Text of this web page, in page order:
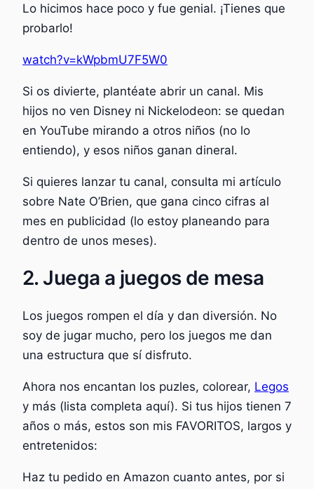
Lo hicimos hace poco y fue genial. ¡Tienes que
probarlo!
watch?v=kWpbmU7F5W0
Si os divierte, plantéate abrir un canal. Mis
hijos no ven Disney ni Nickelodeon: se quedan
en YouTube mirando a otros niños (no lo
entiendo), y esos niños ganan dineral.
Si quieres lanzar tu canal, consulta mi artículo
sobre Nate O’Brien, que gana cinco cifras al
mes en publicidad (lo estoy planeando para
dentro de unos meses).
2. Juega a juegos de mesa
Los juegos rompen el día y dan diversión. No
soy de jugar mucho, pero los juegos me dan
una estructura que sí disfruto.
Ahora nos encantan los puzles, colorear, Legos
y más (lista completa aquí). Si tus hijos tienen 7
años o más, estos son mis FAVORITOS, largos y
entretenidos:
Haz tu pedido en Amazon cuanto antes, por si